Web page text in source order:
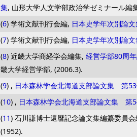
集, 山形大学人文学部政治学ゼミナール編
(6) 学術文献刊行会編, 日本史学年次別論
(7) 学術文献刊行会編, 日本史学年次別論
(8) 近畿大学商経学会編集, 経営学部80周
畿大学経営学部, (2006.3).
(9) , 日本森林学会北海道支部論文集 第
(10) , 日本森林学会北海道支部論文集 第
(11) 石川謙博士還暦記念論文集編纂委員
(1952).